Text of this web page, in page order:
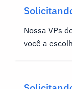
eles.Além
Nossa VPs
você a
dedicados